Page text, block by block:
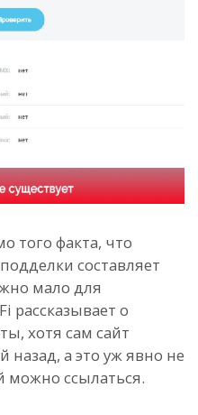
того факта, что
составляет
мало для
рассказывает о
хотя сам сайт
назад, а это уж явно не
можно ссылаться.